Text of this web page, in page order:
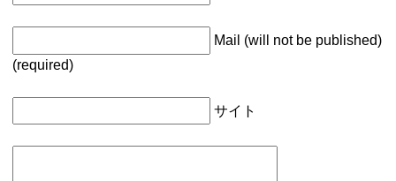
Mail (will not be published)
(required)
サイト